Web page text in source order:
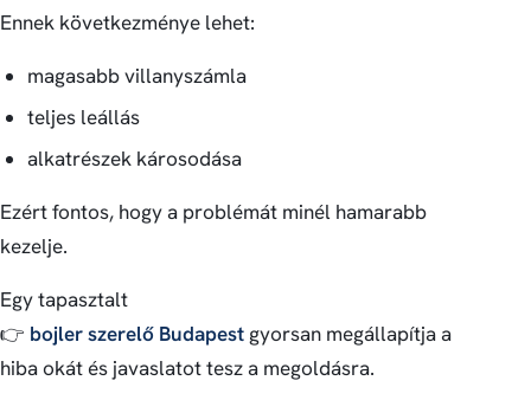
Ennek következménye lehet:
magasabb villanyszámla
teljes leállás
alkatrészek károsodása
Ezért fontos, hogy a problémát minél hamarabb
kezelje.
Egy tapasztalt
👉 bojler szerelő Budapest gyorsan megállapítja a
hiba okát és javaslatot tesz a megoldásra.